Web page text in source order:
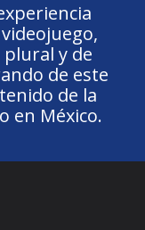
y de
de este
de la
en México.